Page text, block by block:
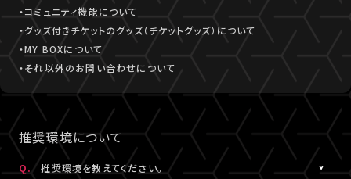
・コミュニティ機能について
・グッズ付きチケットのグッズ（チケットグッズ）について
・MY BOXについて
・それ以外のお問い合わせについて
推奨環境について
Q. 推奨環境を教えてください。